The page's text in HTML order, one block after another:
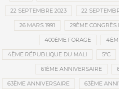
22 SEPTEMBRE 2023 22
26 MARS 1991 29ÈME CONGRÈS
400ÈME FORAGE
4ÈME RÉPUBLIQUE DU MALI 5°C
61ÈME ANNIVERSAIRE
63ÈME ANNIVERSAIRE 63ÈME